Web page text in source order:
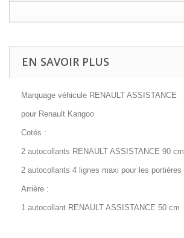
EN SAVOIR PLUS
Marquage véhicule RENAULT ASSISTANCE
pour Renault Kangoo
Cotés :
2 autocollants RENAULT ASSISTANCE 90 cm
2 autocollants 4 lignes maxi pour les portières
Arrière :
1 autocollant RENAULT ASSISTANCE 50 cm